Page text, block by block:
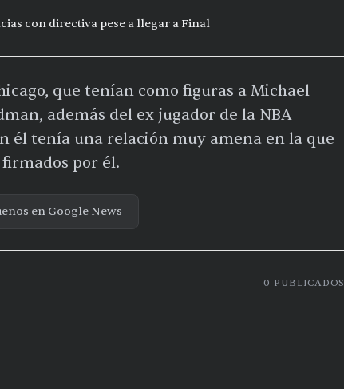
con directiva pese a llegar a Final
que tenían como figuras a Michael
además del ex jugador de la NBA
él tenía una relación muy amena en la que
por él.
en Google News
0 PUBLICADOS